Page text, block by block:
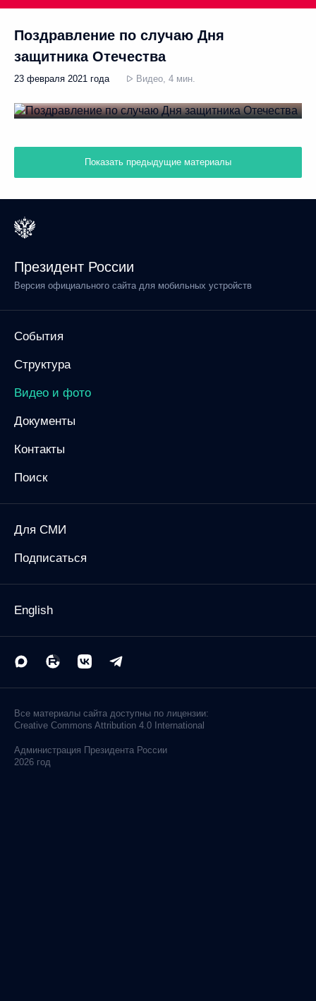
Поздравление по случаю Дня
защитника Отечества
23 февраля 2021 года Видео, 4 мин.
Показать предыдущие материалы
Президент России
Версия официального сайта для мобильных устройств
События
Структура
Видео и фото
Документы
Контакты
Поиск
Для СМИ
Подписаться
English
Все материалы сайта доступны по лицензии:
Creative Commons Attribution 4.0 International
Администрация Президента России
2026 год